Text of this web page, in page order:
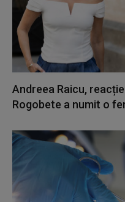
Andreea Raicu,
Rogobete a numit o